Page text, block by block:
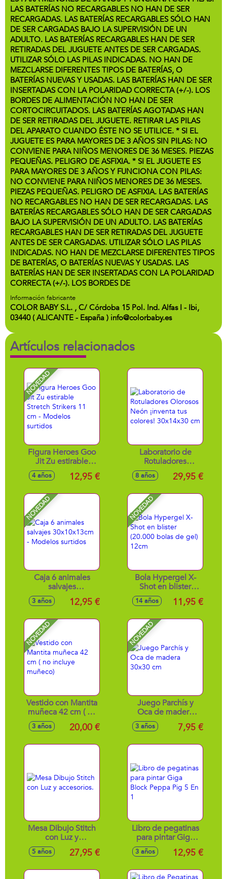
LAS BATERÍAS NO RECARGABLES NO HAN DE SER
RECARGADAS. LAS BATERÍAS RECARGABLES SÓLO HAN
DE SER CARGADAS BAJO LA SUPERVISIÓN DE UN
ADULTO. LAS BATERÍAS RECARGABLES HAN DE SER
RETIRADAS DEL JUGUETE ANTES DE SER CARGADAS.
UTILIZAR SÓLO LAS PILAS INDICADAS. NO HAN DE
MEZCLARSE DIFERENTES TIPOS DE BATERÍAS, O
BATERÍAS NUEVAS Y USADAS. LAS BATERÍAS HAN DE SER
INSERTADAS CON LA POLARIDAD CORRECTA (+/-). LOS
BORDES DE ALIMENTACIÓN NO HAN DE SER
CORTOCIRCUITADOS. LAS BATERÍAS AGOTADAS HAN
DE SER RETIRADAS DEL JUGUETE. RETIRAR LAS PILAS
DEL APARATO CUANDO ÉSTE NO SE UTILICE. * SI EL
JUGUETE ES PARA MAYORES DE 3 AÑOS SIN PILAS: NO
CONVIENE PARA NIÑOS MENORES DE 36 MESES. PIEZAS
PEQUEÑAS. PELIGRO DE ASFIXIA. * SI EL JUGUETE ES
PARA MAYORES DE 3 AÑOS Y FUNCIONA CON PILAS:
NO CONVIENE PARA NIÑOS MENORES DE 36 MESES.
PIEZAS PEQUEÑAS. PELIGRO DE ASFIXIA. LAS BATERÍAS
NO RECARGABLES NO HAN DE SER RECARGADAS. LAS
BATERÍAS RECARGABLES SÓLO HAN DE SER CARGADAS
BAJO LA SUPERVISIÓN DE UN ADULTO. LAS BATERÍAS
RECARGABLES HAN DE SER RETIRADAS DEL JUGUETE
ANTES DE SER CARGADAS. UTILIZAR SÓLO LAS PILAS
INDICADAS. NO HAN DE MEZCLARSE DIFERENTES TIPOS
DE BATERÍAS, O BATERÍAS NUEVAS Y USADAS. LAS
BATERÍAS HAN DE SER INSERTADAS CON LA POLARIDAD
CORRECTA (+/-). LOS BORDES DE
Información fabricante
COLOR BABY S.L. , C/ Córdoba 15 Pol. Ind. Alfas I - Ibi,
03440 ( ALICANTE - España ) info@colorbaby.es
Artículos relacionados
NOVEDAD
Figura Heroes Goo
Jit Zu estirable
Stretch Strikers 11
cm - Modelos
4 años 12,95 €
Laboratorio de
Rotuladores
Olorosos Neón
¡inventa tus colores!
8 años 29,95 €
NOVEDAD
Caja 6 animales
salvajes
30x10x13cm -
Modelos surtidos
3 años 12,95 €
NOVEDAD
Bola Hypergel X-
Shot en blister
(20.000 bolas de
gel) 12cm
14 años 11,95 €
NOVEDAD
Vestido con Mantita
muñeca 42 cm ( no
incluye muñeco)
3 años 20,00 €
NOVEDAD
Juego Parchís y
Oca de madera
30x30 cm
3 años 7,95 €
Mesa Dibujo Stitch
con Luz y
accesorios.
5 años 27,95 €
Libro de pegatinas
para pintar Giga
Block Peppa Pig 5
En 1
3 años 12,95 €